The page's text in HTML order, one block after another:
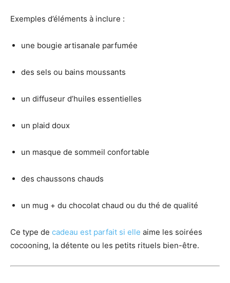
Exemples d’éléments à inclure :
une bougie artisanale parfumée
des sels ou bains moussants
un diffuseur d’huiles essentielles
un plaid doux
un masque de sommeil confortable
des chaussons chauds
un mug + du chocolat chaud ou du thé de qualité
Ce type de cadeau est parfait si elle aime les soirées
cocooning, la détente ou les petits rituels bien-être.